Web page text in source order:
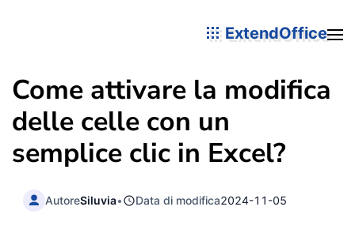
ExtendOffice
Come attivare la modifica
delle celle con un
semplice clic in Excel?
AutoreSiluvia• Data di modifica2024-11-05